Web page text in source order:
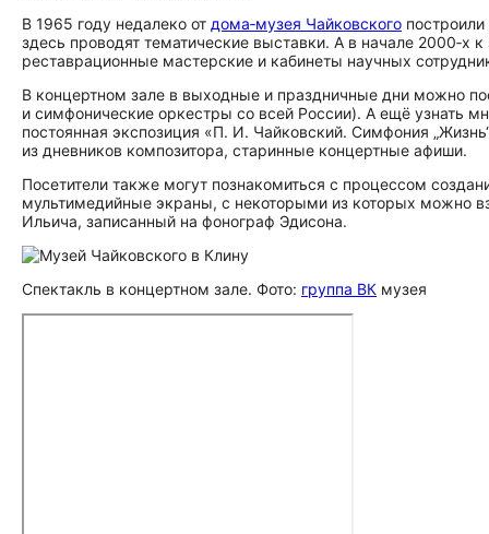
В 1965 году недалеко от дома‑музея Чайковского
здесь проводят тематические выставки. А в начале
реставрационные мастерские и кабинеты научных
В концертном зале в выходные и праздничные дни можно
и симфонические оркестры со всей России). А ещё узнать
постоянная экспозиция «П. И. Чайковский. Симфония
из дневников композитора, старинные концертные афиши.
Посетители также могут познакомиться с процессом
мультимедийные экраны, с некоторыми из которых можно
Ильича, записанный на фонограф Эдисона.
Спектакль в концертном зале. Фото: группа ВК музея